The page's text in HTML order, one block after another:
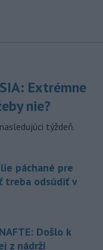
Extrémne
nie?
týždeň.
páchané pre
treba odsúdiť v
Došlo k
z nádrží